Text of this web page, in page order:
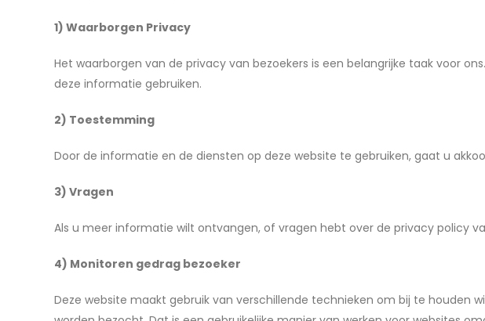
1) Waarborgen Privacy
Het waarborgen van de privacy van bezoekers is een belangrijke taak voor
deze informatie gebruiken.
2) Toestemming
Door de informatie en de diensten op deze website te gebruiken, gaat u
3) Vragen
Als u meer informatie wilt ontvangen, of vragen hebt over de privacy policy
4) Monitoren gedrag bezoeker
Deze website maakt gebruik van verschillende technieken om bij te houden